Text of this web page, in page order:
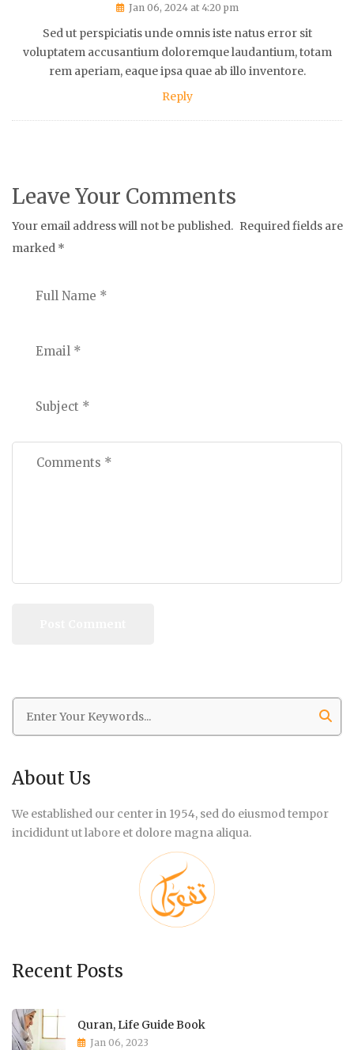
Jan 06, 2024 at 4:20 pm
Sed ut perspiciatis unde omnis iste natus error sit
voluptatem accusantium doloremque laudantium, totam
rem aperiam, eaque ipsa quae ab illo inventore.
Reply
Leave Your Comments
Your email address will not be published. Required fields are
marked *
About Us
We established our center in 1954, sed do eiusmod tempor
incididunt ut labore et dolore magna aliqua.
Recent Posts
Quran, Life Guide Book
Jan 06, 2023